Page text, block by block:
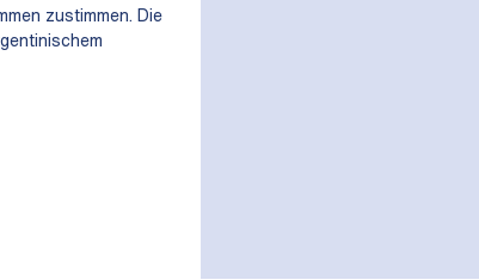
zustimmen. Die